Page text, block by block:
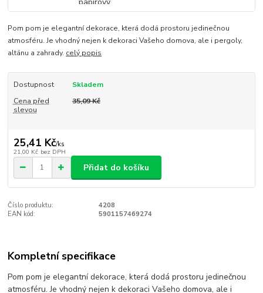
Pom pom je elegantní dekorace, která dodá prostoru jedinečnou
atmosféru. Je vhodný nejen k dekoraci Vašeho domova, ale i pergoly,
altánu a zahrady. celý popis
Dostupnost
Skladem
Cena před
slevou
35,09 Kč
25,41 Kč/ks
21,00 Kč bez DPH
Přidat do košíku
Číslo produktu:
4208
EAN kód:
5901157469274
Kompletní specifikace
Pom pom je elegantní dekorace, která dodá prostoru jedinečnou
atmosféru. Je vhodný nejen k dekoraci Vašeho domova, ale i